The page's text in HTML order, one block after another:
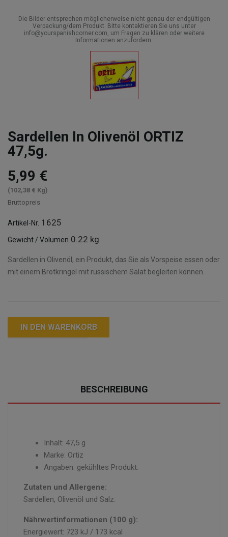
Die Bilder entsprechen möglicherweise nicht genau der endgültigen
Verpackung/dem Produkt. Bitte kontaktieren Sie uns unter
info@yourspanishcorner.com, um Fragen zu klären oder weitere
Informationen anzufordern.
Sardellen In Olivenöl ORTIZ
47,5g.
5,99 €
(102,38 € Kg)
Bruttopreis
Artikel-Nr. 1625
Gewicht / Volumen 0.22 kg
Sardellen in Olivenöl, ein Produkt, das Sie als Vorspeise essen oder
mit einem Brotkringel mit russischem Salat begleiten können.
IN DEN WARENKORB
BESCHREIBUNG
Inhalt: 47,5 g
Marke: Ortiz
Angaben: gekühltes Produkt.
Zutaten und Allergene:
Sardellen, Olivenöl und Salz.
Nährwertinformationen (100 g):
Energiewert: 723 kJ / 173 kcal